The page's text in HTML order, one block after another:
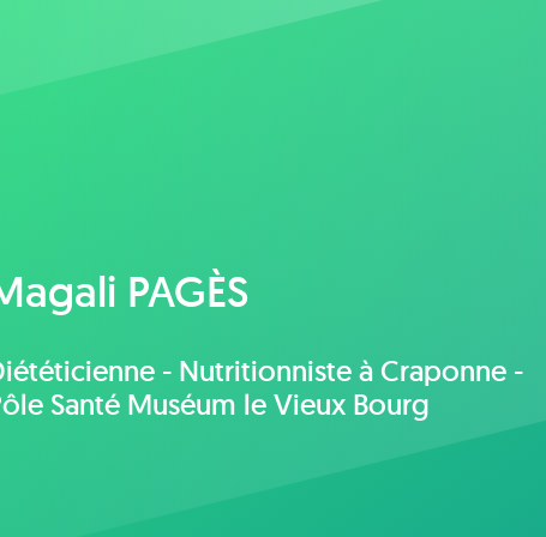
PAGÈS
- Nutritionniste à Craponne -
Santé Muséum le Vieux Bourg